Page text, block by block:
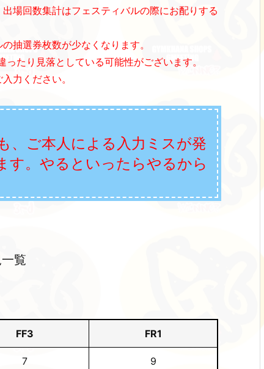
場回数集計はフェスティバルの際にお配りする
抽選券枚数が少なくなります。
たり見落としている可能性がございます。
力ください。
、ご本人による入力ミスが発
す。やるといったらやるから
覧
FF3 FR1
7 9